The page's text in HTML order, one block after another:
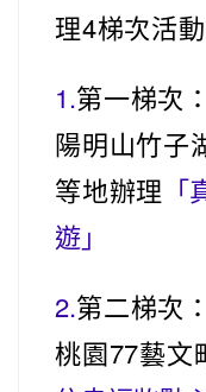
理4梯次活動
1.第一梯次
陽明山竹子
等地辦理
遊」
empty
2.第二梯次
桃園77藝文